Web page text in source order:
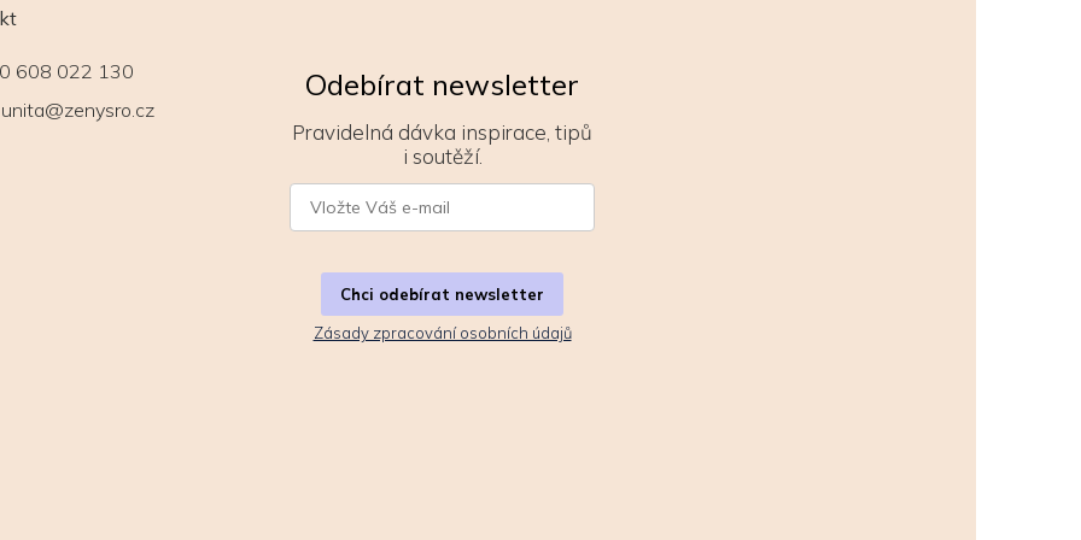
608 022 130
Odebírat newsletter
Pravidelná dávka inspirace, tipů
i soutěží.
Chci odebírat newsletter
Zásady zpracování osobních údajů